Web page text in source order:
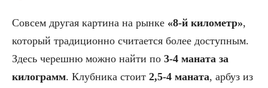
Совсем другая картина на рынке «8-й километр»,
который традиционно считается более доступным.
Здесь черешню можно найти по 3-4 маната за
килограмм. Клубника стоит 2,5-4 маната, арбуз из